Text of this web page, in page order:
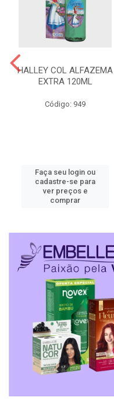
HALLEY COL ALFAZEMA
EXTRA 120ML
Código: 949
Faça seu login ou
cadastre-se para
ver preços e
comprar